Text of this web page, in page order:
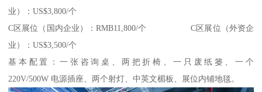
业）：US$3,800/个
C区展位（国内企业）：RMB11,800/个 C区展位（外资企
业）：US$3,500/个
基本配置：一张咨询桌、两把折椅、一只废纸篓、一个
220V/500W 电源插座、两个射灯、中英文楣板、展位内铺地毯。